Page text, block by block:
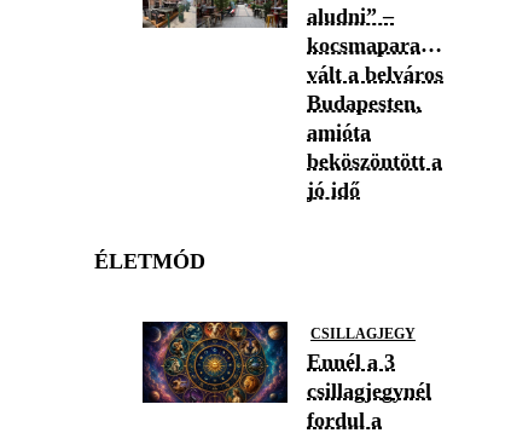
aludni” –
kocsmaparadicsommá
vált a belváros
Budapesten,
amióta
beköszöntött a
jó idő
ÉLETMÓD
CSILLAGJEGY
Ennél a 3
csillagjegynél
fordul a